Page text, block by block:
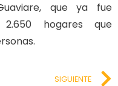
que ya fue
hogares que
SIGUIENTE